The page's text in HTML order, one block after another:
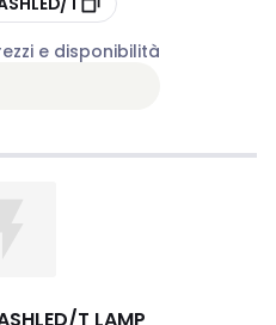
e disponibilità